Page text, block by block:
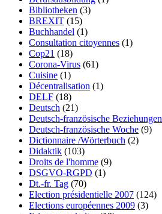
Bibliotheken (3)
BREXIT (15)
Buchhandel (1)
Consultation citoyennes (1)
Cop21 (18)
Corona-Virus (61)
Cuisine (1)
Décentralisation (1)
DELF (18)
Deutsch (21)
Deutsch-französische Beziehungen
Deutsch-französische Woche (9)
Dictionnaire /Wörterbuch (2)
Didaktik (103)
Droits de l'homme (9)
DSGVO-RGPD (1)
Dt.-fr. Tag (70)
Election présidentielle 2007 (124)
Elections européennes 2009 (3)